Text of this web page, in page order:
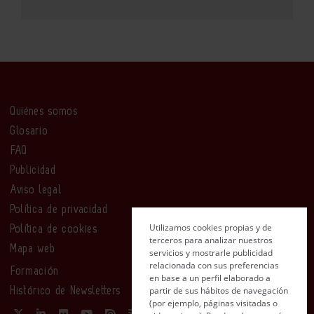
Quiénes somos
Glosario
FAQ
Publicidad
Aviso legal
Política de privacidad
Política de cookies
Mapa web
Formación
Histórico de Newsletters
Utilizamos cookies propias y de
terceros para analizar nuestros
servicios y mostrarle publicidad
relacionada con sus preferencias
en base a un perfil elaborado a
partir de sus hábitos de navegación
(por ejemplo, páginas visitadas o